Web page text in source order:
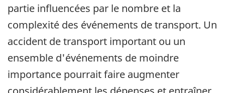
partie influencées par le nombre et la
complexité des événements de transport. Un
accident de transport important ou un
ensemble d'événements de moindre
importance pourrait faire augmenter